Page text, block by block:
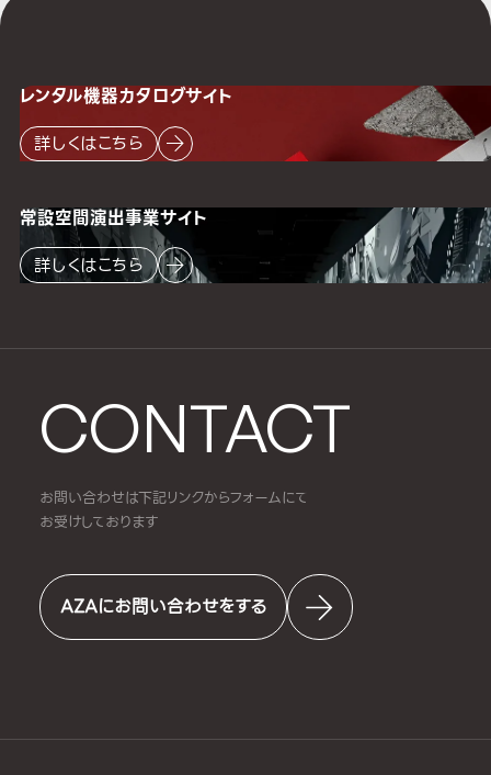
CONTACT
お問い合わせは下記リンクからフォームにて
お受けしております
AZAにお問い合わせをする
レンタル機器カタログサイト
詳しくはこちら
常設空間演出事業サイト
詳しくはこちら